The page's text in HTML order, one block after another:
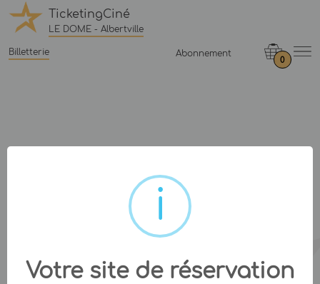
TicketingCiné
LE DOME - Albertville
Billetterie Abonnement
0
Votre site de réservation